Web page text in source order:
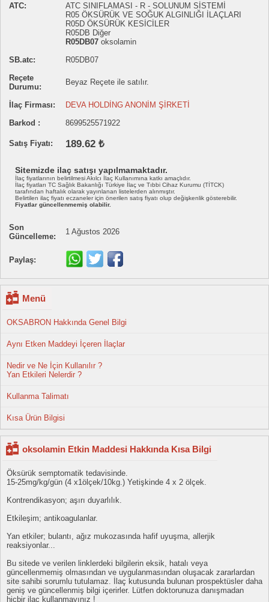
ATC:
ATC SINIFLAMASI - R - SOLUNUM SİSTEMİ
R05 ÖKSÜRÜK VE SOĞUK ALGINLIĞI İLAÇLARI
R05D ÖKSÜRÜK KESİCİLER
R05DB Diğer
R05DB07 oksolamin
SB.atc:
R05DB07
Reçete
Durumu:
Beyaz Reçete ile satılır.
İlaç Firması:
DEVA HOLDİNG ANONİM ŞİRKETİ
Barkod :
8699525571922
Satış Fiyatı: 189.62 ₺
Sitemizde ilaç satışı yapılmamaktadır.
İlaç fiyatlarının belirtilmesi Akılcı İlaç Kullanımına katkı amaçlıdır.
İlaç fiyatları TC Sağlık Bakanlığı Türkiye İlaç ve Tıbbi Cihaz Kurumu (TİTCK)
tarafından haftalık olarak yayınlanan listelerden alınmıştır.
Belirtilen ilaç fiyatı eczaneler için önerilen satış fiyatı olup değişkenlik gösterebilir.
Fiyatlar güncellenmemiş olabilir.
Son
Güncelleme:
1 Ağustos 2026
Paylaş:
Menü
OKSABRON Hakkında Genel Bilgi
Aynı Etken Maddeyi İçeren İlaçlar
Nedir ve Ne İçin Kullanılır ?
Yan Etkileri Nelerdir ?
Kullanma Talimatı
Kısa Ürün Bilgisi
oksolamin Etkin Maddesi Hakkında Kısa Bilgi
Öksürük semptomatik tedavisinde.
15-25mg/kg/gün (4 x1ölçek/10kg.) Yetişkinde 4 x 2 ölçek.
Kontrendikasyon; aşırı duyarlılık.
Etkileşim; antikoagulanlar.
Yan etkiler; bulantı, ağız mukozasında hafif uyuşma, allerjik
reaksiyonlar...
Bu sitede ve verilen linklerdeki bilgilerin eksik, hatalı veya
güncellenmemiş olmasından ve uygulanmasından oluşacak zararlardan
site sahibi sorumlu tutulamaz. İlaç kutusunda bulunan prospektüsler daha
geniş ve güncellenmiş bilgi içerirler. Lütfen doktorunuza danışmadan
hiçbir ilaç kullanmayınız !